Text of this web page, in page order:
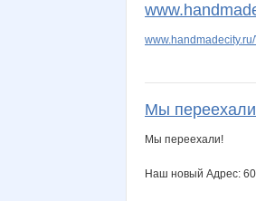
Мы
Мы переехали!
Наш новый Адрес: